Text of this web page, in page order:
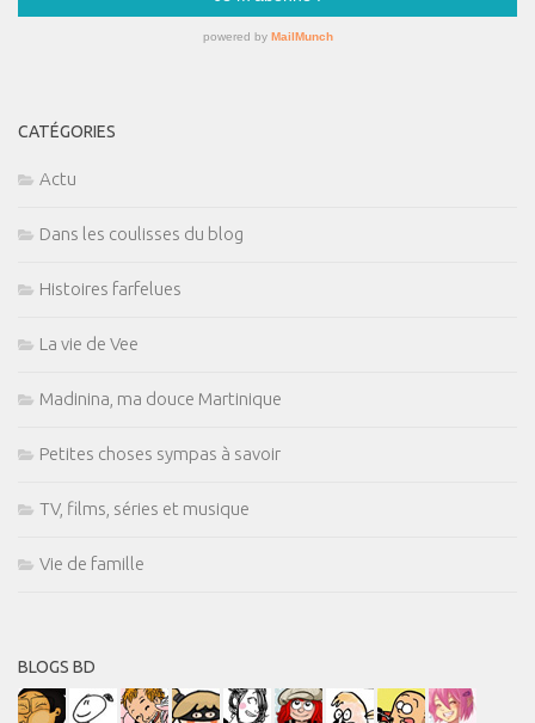
CATÉGORIES
Actu
Dans les coulisses du blog
Histoires farfelues
La vie de Vee
Madinina, ma douce Martinique
Petites choses sympas à savoir
TV, films, séries et musique
Vie de famille
BLOGS BD